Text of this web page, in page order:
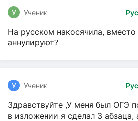
У Ученик
На русском накосячила, вместо
аннулируют?
У Ученик
Здравствуйте ,У меня был ОГЭ
в изложении я сделал 3 абзаца,